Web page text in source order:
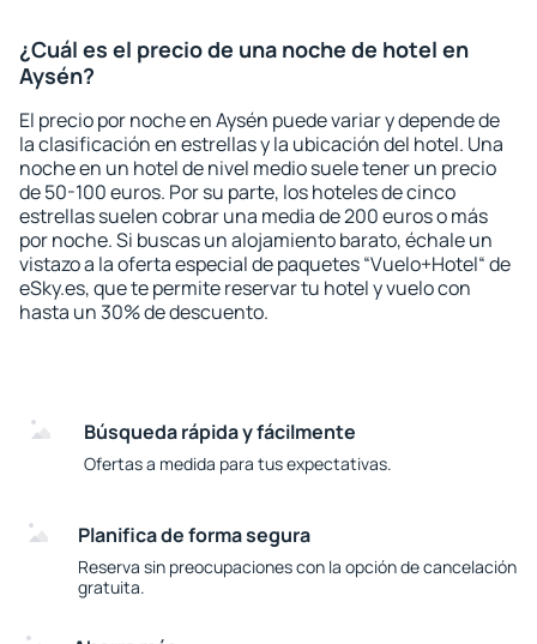
¿Cuál es el precio de una noche de hotel en
Aysén?
El precio por noche en Aysén puede variar y depende de
la clasificación en estrellas y la ubicación del hotel. Una
noche en un hotel de nivel medio suele tener un precio
de 50-100 euros. Por su parte, los hoteles de cinco
estrellas suelen cobrar una media de 200 euros o más
por noche. Si buscas un alojamiento barato, échale un
vistazo a la oferta especial de paquetes “Vuelo+Hotel“ de
eSky.es, que te permite reservar tu hotel y vuelo con
hasta un 30% de descuento.
Búsqueda rápida y fácilmente
Ofertas a medida para tus expectativas.
Planifica de forma segura
Reserva sin preocupaciones con la opción de cancelación
gratuita.